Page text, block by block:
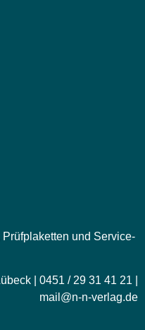
und Service-
| 0451 / 29 31 41 21 |
mail@n-n-verlag.de